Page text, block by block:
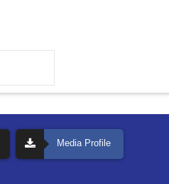
Media Profile